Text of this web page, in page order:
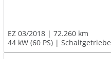
EZ 03/2018
72.260 km
44 kW (60 PS)
Schaltgetriebe